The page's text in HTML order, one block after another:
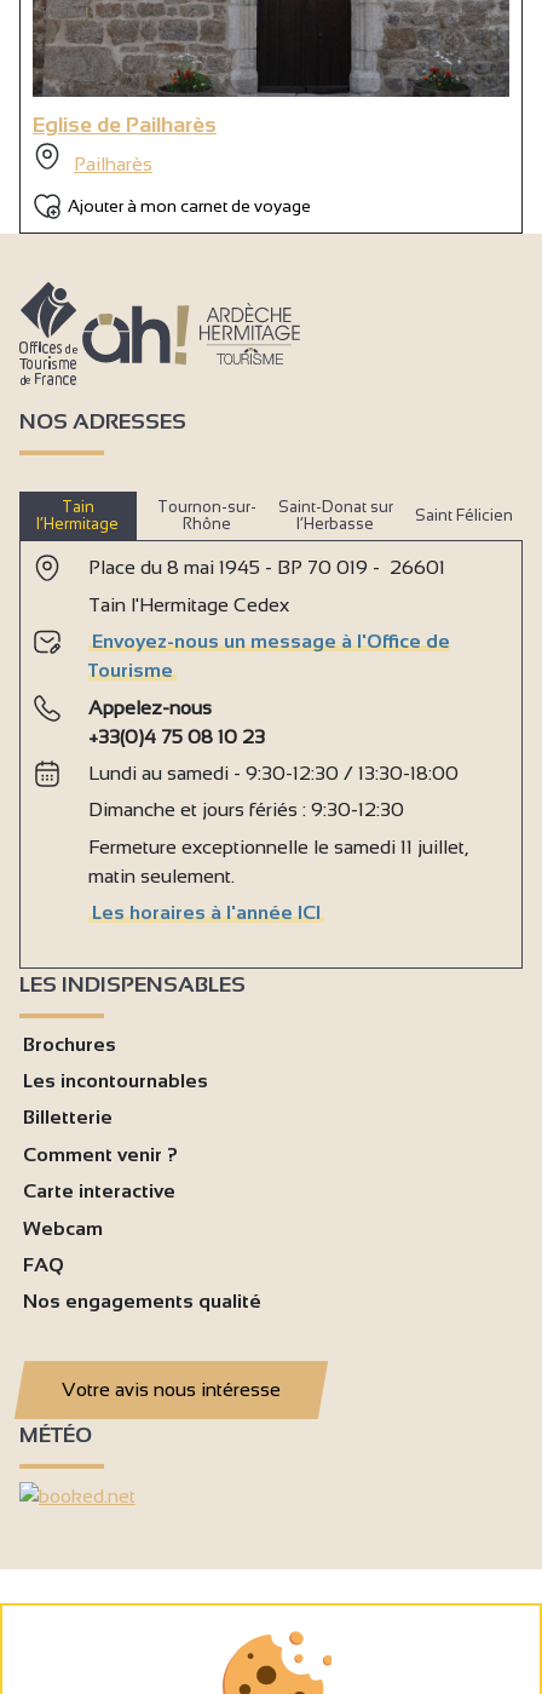
Eglise de Pailharès
Pailharès
Ajouter à mon carnet de voyage
NOS ADRESSES
Tain
l’Hermitage
Tournon-sur-
Rhône
Saint-Donat sur
l’Herbasse
Saint Félicien
Place du 8 mai 1945 - BP 70 019 - 26601
Tain l'Hermitage Cedex
Envoyez-nous un message à l'Office de
Tourisme
Appelez-nous
+33(0)4 75 08 10 23
Lundi au samedi - 9:30-12:30 / 13:30-18:00
Dimanche et jours fériés : 9:30-12:30
Fermeture exceptionnelle le samedi 11 juillet,
matin seulement.
Les horaires à l'année ICI
LES INDISPENSABLES
Brochures
Les incontournables
Billetterie
Comment venir ?
Carte interactive
Webcam
FAQ
Nos engagements qualité
Votre avis nous intéresse
MÉTÉO